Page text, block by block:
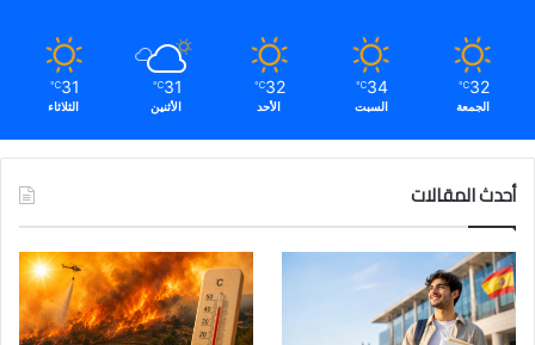
32
℃
الجمعة
34
℃
السبت
32
℃
الأحد
31
℃
الأثنين
31
℃
الثلاثاء
أحدث المقالات